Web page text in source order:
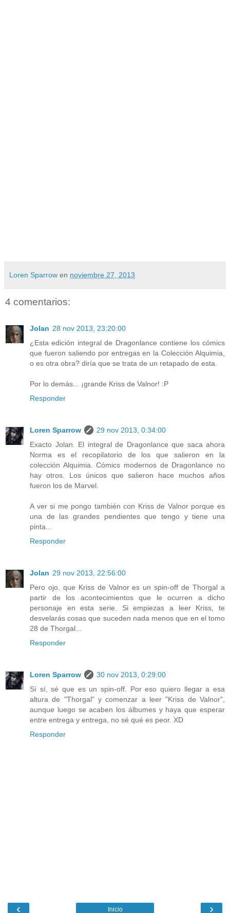
Loren Sparrow en noviembre 27, 2013
4 comentarios:
Jolan 28 nov 2013, 23:20:00
¿Esta edición integral de Dragonlance contiene los cómics
que fueron saliendo por entregas en la Colección Alquimia,
o es otra obra? diría que se trata de un retapado de esta.
Por lo demás... ¡grande Kriss de Valnor! :P
Responder
Loren Sparrow
29 nov 2013, 0:34:00
Exacto Jolan. El integral de Dragonlance que saca ahora
Norma es el recopilatorio de los que salieron en la
colección Alquimia. Cómics modernos de Dragonlance no
hay otros. Los únicos que salieron hace muchos años
fueron los de Marvel.
A ver si me pongo también con Kriss de Valnor porque es
una de las grandes pendientes que tengo y tiene una
pinta...
Responder
Jolan 29 nov 2013, 22:56:00
Pero ojo, que Kriss de Valnor es un spin-off de Thorgal a
partir de los acontecimientos que le ocurren a dicho
personaje en esta serie. Si empiezas a leer Kriss, te
desvelarás cosas que suceden nada menos que en el tomo
28 de Thorgal...
Responder
Loren Sparrow
30 nov 2013, 0:29:00
Sí sí, sé que es un spin-off. Por eso quiero llegar a esa
altura de "Thorgal" y comenzar a leer "Kriss de Valnor",
aunque luego se acaben los álbumes y haya que esperar
entre entrega y entrega, no sé qué es peor. XD
Responder
‹ ›
Inicio